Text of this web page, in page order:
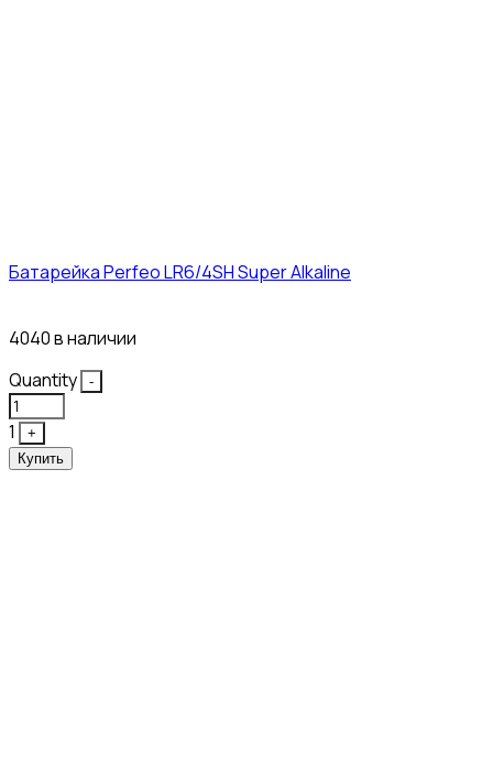
Батарейка Perfeo LR6/4SH Super Alkaline
4040 в наличии
Quantity
-
1
+
Купить